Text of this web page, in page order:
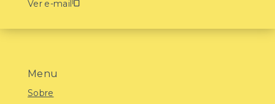
Menu
Sobre
Ver e-mail